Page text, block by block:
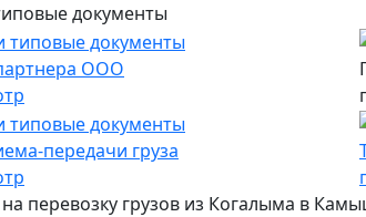
документы
ООО
передачи груза
на перевозку грузов из Когалыма в